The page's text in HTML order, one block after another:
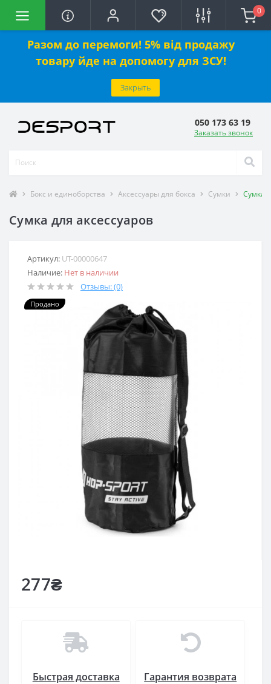
Разом до перемоги! 5% від продажу
товару йде на допомогу для ЗСУ!
Закрыть
0
050 173 63 19
Заказать звонок
Бокс и единоборства Аксессуары для бокса Сумки Сумка
Сумка для аксессуаров
Артикул: UT-00000647
Наличие: Нет в наличии
Отзывы: (0)
Продано
277₴
Быстрая доставка Гарантия возврата